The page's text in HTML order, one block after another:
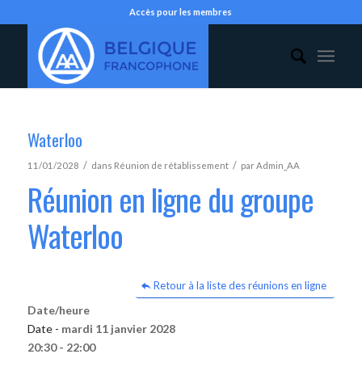
Accès pour les membres
Waterloo
11/01/2028 / dans Réunion de rétablissement / parAdmin_AA
Réunion en ligne du groupe
Waterloo
Retour à la liste des réunions en ligne
Date/heure
Date - mardi 11 janvier 2028
20:30 - 22:00